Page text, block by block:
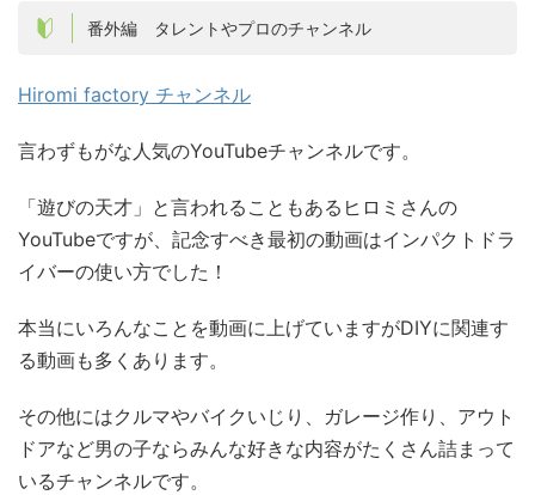
番外編 タレントやプロのチャンネル
Hiromi factory チャンネル
言わずもがな人気のYouTubeチャンネルです。
「遊びの天才」と言われることもあるヒロミさんの
YouTubeですが、記念すべき最初の動画はインパクトドラ
イバーの使い方でした！
本当にいろんなことを動画に上げていますがDIYに関連す
る動画も多くあります。
その他にはクルマやバイクいじり、ガレージ作り、アウト
ドアなど男の子ならみんな好きな内容がたくさん詰まって
いるチャンネルです。